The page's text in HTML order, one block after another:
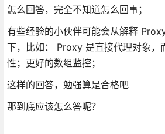
怎么回答，完全不知道怎么回事；
有些经验的小伙伴可能会从解释
下，比如： Proxy 是直接代理对象，
性；更好的数组监控；
这样的回答，勉强算是合格吧
那到底应该怎么答呢？